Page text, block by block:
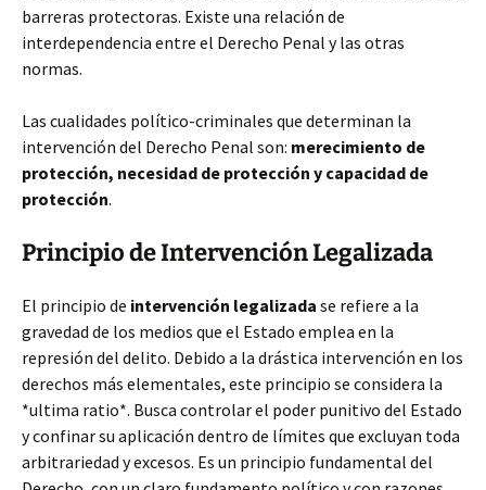
barreras protectoras. Existe una relación de
interdependencia entre el Derecho Penal y las otras
normas.
Las cualidades político-criminales que determinan la
intervención del Derecho Penal son: merecimiento de
protección, necesidad de protección y capacidad de
protección.
Principio de Intervención Legalizada
El principio de intervención legalizada se refiere a la
gravedad de los medios que el Estado emplea en la
represión del delito. Debido a la drástica intervención en los
derechos más elementales, este principio se considera la
*ultima ratio*. Busca controlar el poder punitivo del Estado
y confinar su aplicación dentro de límites que excluyan toda
arbitrariedad y excesos. Es un principio fundamental del